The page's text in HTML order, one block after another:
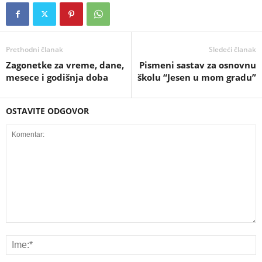
Prethodni članak
Zagonetke za vreme, dane,
mesece i godišnja doba
Sledeći članak
Pismeni sastav za osnovnu
školu “Jesen u mom gradu”
OSTAVITE ODGOVOR